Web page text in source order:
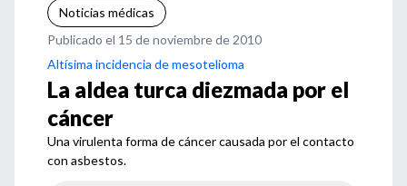
Noticias médicas
Publicado el 15 de noviembre de 2010
Altísima incidencia de mesotelioma
La aldea turca diezmada por el
cáncer
Una virulenta forma de cáncer causada por el contacto
con asbestos.